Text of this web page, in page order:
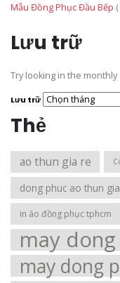
Mẫu Đồng Phục Đầu Bếp
Lưu trữ
Try looking in the monthly
Lưu trữ
Thẻ
ao thun gia re
dong phuc ao thun
in áo đồng phục tphcm
may
may dong